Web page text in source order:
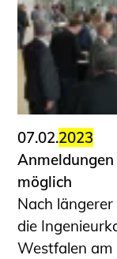
07.02.2023
möglich
Nach
die
Westfalen